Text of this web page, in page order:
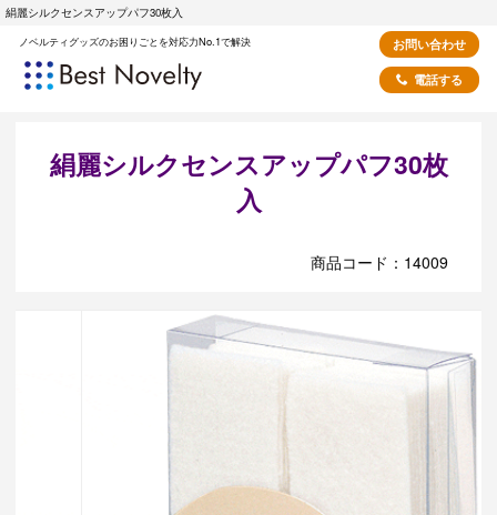
絹麗シルクセンスアップパフ30枚入
ノベルティグッズのお困りごとを対応力No.1で解決
お問い合わせ
電話する
絹麗シルクセンスアップパフ30枚
入
商品コード：14009